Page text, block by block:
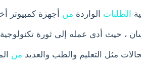
الطلبات الواردة من أجهزة كمبيوتر
، حيث أدى عمله إلى ثورة
مثل التعليم والطب والعديد من